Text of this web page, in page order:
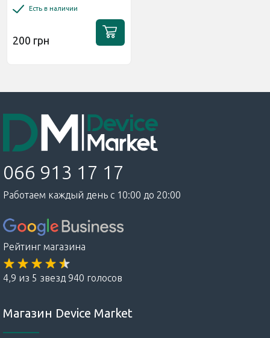
Есть в наличии
200 грн
066 913 17 17
Работаем каждый день с 10:00 до 20:00
Рейтинг магазина
4,9 из 5 звезд 940 голосов
Магазин Device Market